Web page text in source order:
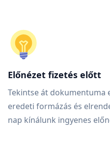
Előnézet fizetés előtt
Tekintse át dokumentuma
eredeti formázás és
nap kínálunk ingyenes